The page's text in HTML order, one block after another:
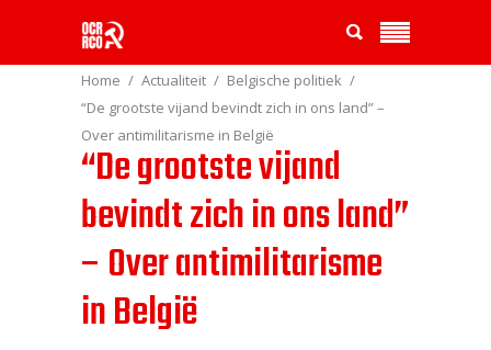
Home Actualiteit
Belgische politiek
“De grootste vijand bevindt zich in ons land” –
Over antimilitarisme in België
“De grootste vijand
bevindt zich in ons land”
– Over antimilitarisme
in België